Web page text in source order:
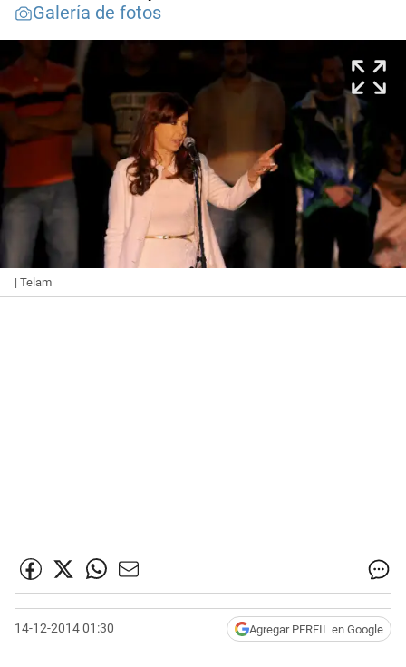
Galería de fotos
| Telam
14-12-2014 01:30 Agregar PERFIL en Google